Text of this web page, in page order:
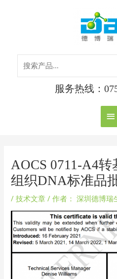
主
菜
单
服务热线：
AOCS 0711-A4
组织DNA标准品
/技术文章 / 作者： 深圳德博瑞